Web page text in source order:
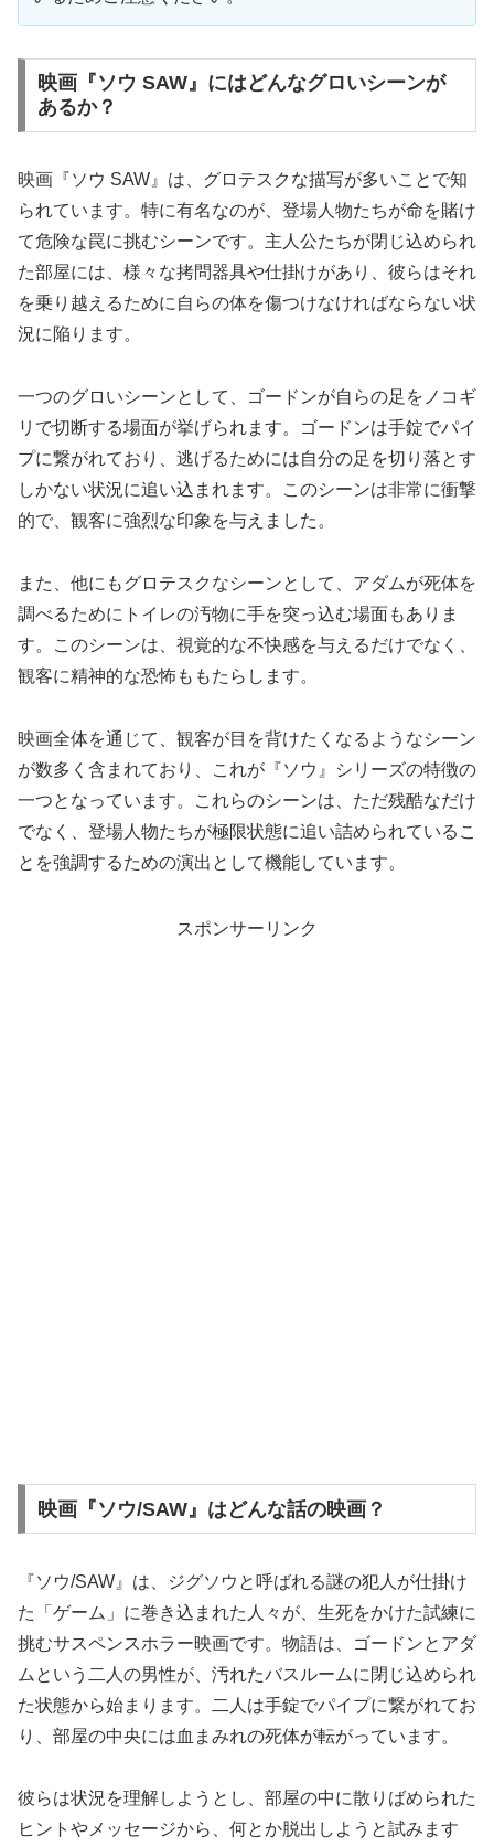
映画『ソウ SAW』にはどんなグロいシーンが
あるか？
映画『ソウ SAW』は、グロテスクな描写が多いことで知
られています。特に有名なのが、登場人物たちが命を賭け
て危険な罠に挑むシーンです。主人公たちが閉じ込められ
た部屋には、様々な拷問器具や仕掛けがあり、彼らはそれ
を乗り越えるために自らの体を傷つけなければならない状
況に陥ります。
一つのグロいシーンとして、ゴードンが自らの足をノコギ
リで切断する場面が挙げられます。ゴードンは手錠でパイ
プに繋がれており、逃げるためには自分の足を切り落とす
しかない状況に追い込まれます。このシーンは非常に衝撃
的で、観客に強烈な印象を与えました。
また、他にもグロテスクなシーンとして、アダムが死体を
調べるためにトイレの汚物に手を突っ込む場面もありま
す。このシーンは、視覚的な不快感を与えるだけでなく、
観客に精神的な恐怖ももたらします。
映画全体を通じて、観客が目を背けたくなるようなシーン
が数多く含まれており、これが『ソウ』シリーズの特徴の
一つとなっています。これらのシーンは、ただ残酷なだけ
でなく、登場人物たちが極限状態に追い詰められているこ
とを強調するための演出として機能しています。
スポンサーリンク
映画『ソウ/SAW』はどんな話の映画？
『ソウ/SAW』は、ジグソウと呼ばれる謎の犯人が仕掛け
た「ゲーム」に巻き込まれた人々が、生死をかけた試練に
挑むサスペンスホラー映画です。物語は、ゴードンとアダ
ムという二人の男性が、汚れたバスルームに閉じ込められ
た状態から始まります。二人は手錠でパイプに繋がれてお
り、部屋の中央には血まみれの死体が転がっています。
彼らは状況を理解しようとし、部屋の中に散りばめられた
ヒントやメッセージから、何とか脱出しようと試みます